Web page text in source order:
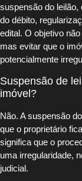
suspensão do
do débito,
edital. O objetivo
mas evitar que o
potencialmente
Suspensão de
imóvel?
Não. A suspensão
que o proprietário
significa que o
uma irregularidade,
judicial.